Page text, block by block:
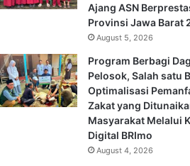
Ajang ASN
Provinsi Jawa Barat
August 5, 2026
Program Berbagi
Pelosok, Salah satu
Optimalisasi
Zakat yang
Masyarakat Melalui
Digital BRImo
August 4, 2026